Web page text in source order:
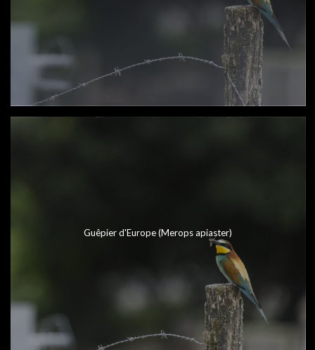
Guêpier d'Europe (Merops apiaster)